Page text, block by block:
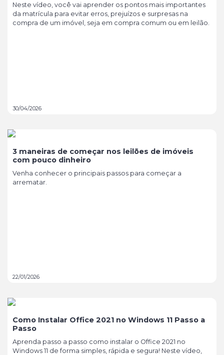
Neste vídeo, você vai aprender os pontos mais importantes
da matrícula para evitar erros, prejuízos e surpresas na
compra de um imóvel, seja em compra comum ou em leilão.
30/04/2026
3 maneiras de começar nos leilões de imóveis
com pouco dinheiro
Venha conhecer o principais passos para começar a
arrematar.
22/01/2026
Como Instalar Office 2021 no Windows 11 Passo a
Passo
Aprenda passo a passo como instalar o Office 2021 no
Windows 11 de forma simples, rápida e segura! Neste vídeo,